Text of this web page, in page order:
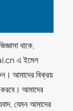
থাকে,
এ ইমেল
আমাদের বিক্রয়
করবে। আমাদের
যেমন আমাদের